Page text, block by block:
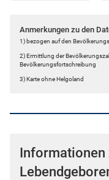
Anmerkungen zu den
1) bezogen auf den
2) Ermittlung der
Bevölkerungsfortschreibung
3) Karte ohne Helgoland
Informationen